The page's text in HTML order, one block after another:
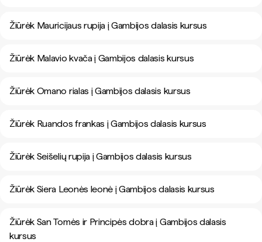
Žiūrėk Mauricijaus rupija į Gambijos dalasis kursus
Žiūrėk Malavio kvača į Gambijos dalasis kursus
Žiūrėk Omano rialas į Gambijos dalasis kursus
Žiūrėk Ruandos frankas į Gambijos dalasis kursus
Žiūrėk Seišelių rupija į Gambijos dalasis kursus
Žiūrėk Siera Leonės leonė į Gambijos dalasis kursus
Žiūrėk San Tomės ir Principės dobra į Gambijos dalasis
kursus